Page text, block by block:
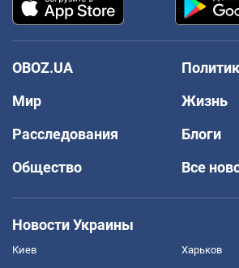
OBOZ.UA
Мир
Жизнь
Расследования
Блоги
Общество
Все
Новости Украины
Киев Харьков